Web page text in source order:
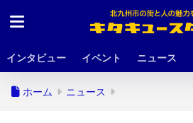
インタビュー イベント ニュース
ホーム ニュース